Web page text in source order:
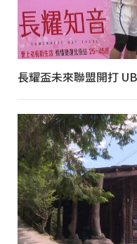
長耀盃未來聯盟開打